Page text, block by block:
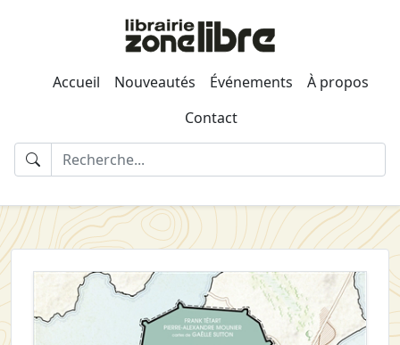
Accueil Nouveautés Événements
À propos
Contact